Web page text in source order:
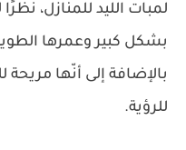
لمبات الليد للمنازل،
بشكل كبير وعمرها
بالإضافة إلى أنّها
للرؤية.